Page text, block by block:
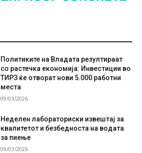
Политиките на Владата резултираат
со растечка економија: Инвестиции во
ТИРЗ ќе отворат нови 5.000 работни
места
09/03/2026
Неделен лабораториски извештај за
квалитетот и безбедноста на водата
за пиење
09/03/2026